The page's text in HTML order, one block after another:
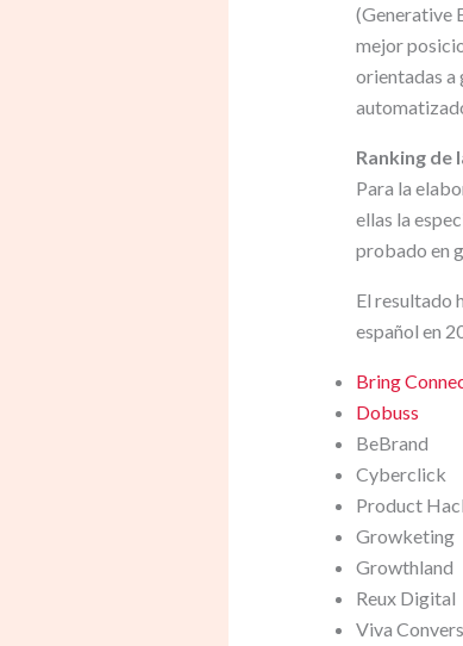
(Generative
mejor
orientadas a
Ranking de
Para la
ellas la
probado en
El resultado
español en
Bring
Dobuss
BeBrand
Cyberclick
Product
Growketing
Growthland
Reux Digital
Viva